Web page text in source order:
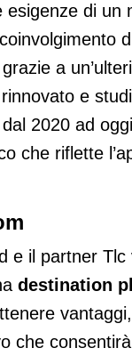
di un
a
e
2020 ad
che riflette
e il partner
destination
che